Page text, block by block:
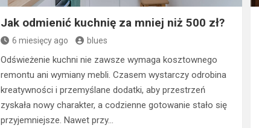
Jak odmienić kuchnię za mniej niż 500 zł?
6 miesięcy ago blues
Odświeżenie kuchni nie zawsze wymaga kosztownego
remontu ani wymiany mebli. Czasem wystarczy odrobina
kreatywności i przemyślane dodatki, aby przestrzeń
zyskała nowy charakter, a codzienne gotowanie stało się
przyjemniejsze. Nawet przy…